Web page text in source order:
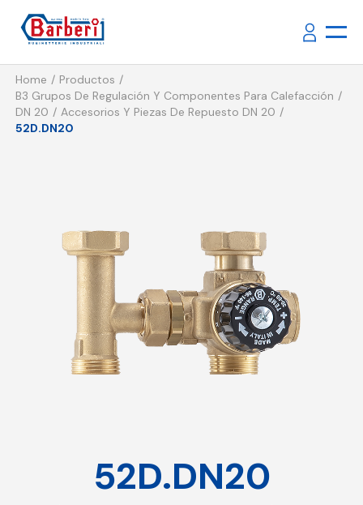
Home
Productos
B3 Grupos De Regulación Y Componentes Para Calefacción
DN 20
Accesorios Y Piezas De Repuesto DN 20
52D.DN20
52D.DN20